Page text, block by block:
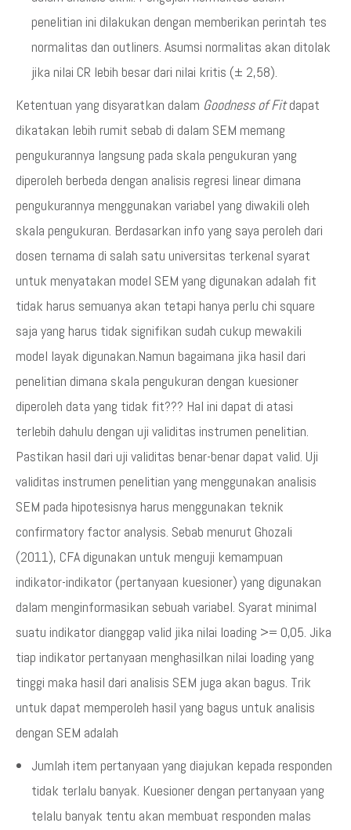
penelitian ini dilakukan dengan memberikan perintah tes
normalitas dan outliners. Asumsi normalitas akan ditolak
jika nilai CR lebih besar dari nilai kritis (± 2,58).
Ketentuan yang disyaratkan dalam Goodness of Fitdapat
dikatakan lebih rumit sebab di dalam SEM memang
pengukurannya langsung pada skala pengukuran yang
diperoleh berbeda dengan analisis regresi linear dimana
pengukurannya menggunakan variabel yang diwakili oleh
skala pengukuran. Berdasarkan info yang saya peroleh dari
dosen ternama di salah satu universitas terkenal syarat
untuk menyatakan model SEM yang digunakan adalah fit
tidak harus semuanya akan tetapi hanya perlu chi square
saja yang harus tidak signifikan sudah cukup mewakili
model layak digunakan.Namun bagaimana jika hasil dari
penelitian dimana skala pengukuran dengan kuesioner
diperoleh data yang tidak fit??? Hal ini dapat di atasi
terlebih dahulu dengan uji validitas instrumen penelitian.
Pastikan hasil dari uji validitas benar-benar dapat valid. Uji
validitas instrumen penelitian yang menggunakan analisis
SEM pada hipotesisnya harus menggunakan teknik
confirmatory factor analysis. Sebab menurut Ghozali
(2011), CFA digunakan untuk menguji kemampuan
indikator-indikator (pertanyaan kuesioner) yang digunakan
dalam menginformasikan sebuah variabel. Syarat minimal
suatu indikator dianggap valid jika nilai loading >= 0,05. Jika
tiap indikator pertanyaan menghasilkan nilai loading yang
tinggi maka hasil dari analisis SEM juga akan bagus. Trik
untuk dapat memperoleh hasil yang bagus untuk analisis
dengan SEM adalah
Jumlah item pertanyaan yang diajukan kepada responden
tidak terlalu banyak. Kuesioner dengan pertanyaan yang
telalu banyak tentu akan membuat responden malas